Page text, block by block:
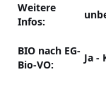
Weitere
Infos:
BIO nach EG-
Bio-VO:
Ja -